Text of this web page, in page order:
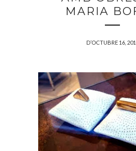
MARIA
D’OCTUBRE 16,